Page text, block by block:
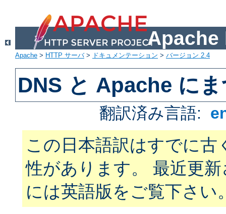
Apache
Apache > HTTP サーバ> ドキュメンテーション > バージョン 2.4
DNS と Apache に
翻訳済み言語:
この日本語訳はすでに古
性があります。 最近更
には英語版をご覧下さい